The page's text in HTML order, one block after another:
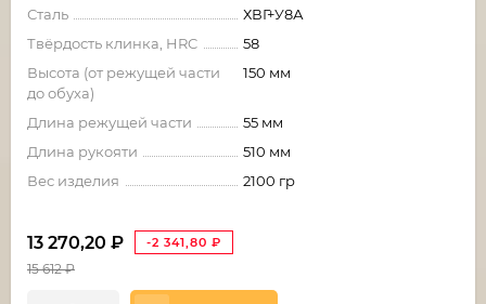
Сталь
ХВГ+У8А
Твёрдость клинка, HRC
58
Высота (от режущей части
до обуха)
150 мм
Длина режущей части
55 мм
Длина рукояти
510 мм
Вес изделия
2100 гр
13 270,20 ₽ -2 341,80 ₽
15 612₽